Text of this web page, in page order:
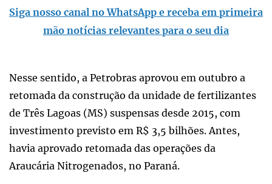
Siga nosso canal no WhatsApp e receba em primeira
mão notícias relevantes para o seu dia
Nesse sentido, a Petrobras aprovou em outubro a
retomada da construção da unidade de fertilizantes
de Três Lagoas (MS) suspensas desde 2015, com
investimento previsto em R$ 3,5 bilhões. Antes,
havia aprovado retomada das operações da
Araucária Nitrogenados, no Paraná.